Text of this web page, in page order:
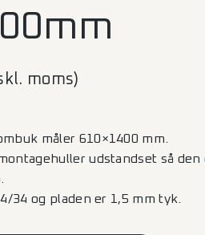
moms)
måler 610×1400 mm.
udstandset så
34 og pladen er 1,5 mm tyk.